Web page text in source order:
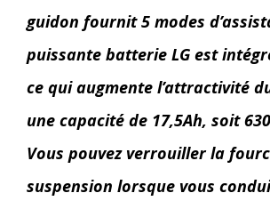
guidon fournit 5 modes
puissante batterie LG est
ce qui augmente l’attractivité
une capacité de 17,5Ah, soit
Vous pouvez verrouiller la
suspension lorsque vous